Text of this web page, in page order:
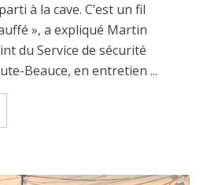
à la cave. C’est un fil
», a expliqué Martin
du Service de sécurité
Beauce, en entretien ...